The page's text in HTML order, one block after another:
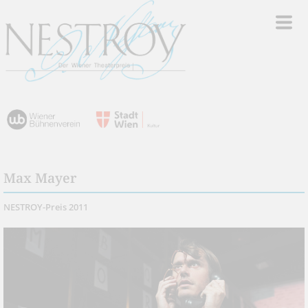
Max Mayer
NESTROY-Preis 2011